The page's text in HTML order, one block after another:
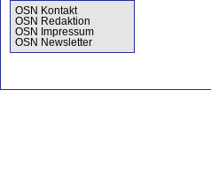
OSN Kontakt
OSN Redaktion
OSN Impressum
OSN Newsletter